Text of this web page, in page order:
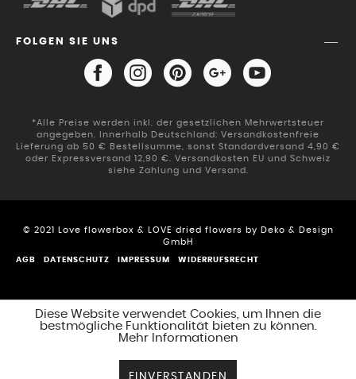
FOLGEN SIE UNS
*Alle Preise werden inkl. der gesetzlichen Mehrwertsteuer
angegeben. Innerhalb Deutschland: Versandkostenfreie
Lieferung ab 50 € Bestellsumme, sonst Standardversand 4,90 €
oder Expressversand 12,90 €. Versandkosten EU und Schweiz
siehe Zahlung und Versand.
© 2021 Love flowerbox & LOVE dried flowers by Deko & Design
GmbH
AGB DATENSCHUTZ IMPRESSUM WIDERRUFSRECHT
Diese Website verwendet Cookies, um Ihnen die
bestmögliche Funktionalität bieten zu können.
Mehr Informationen
EINVERSTANDEN